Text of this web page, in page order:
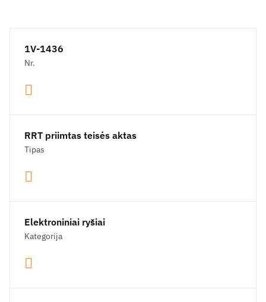
1V-1436
Nr.
RRT priimtas teisės aktas
Tipas
Elektroniniai ryšiai
Kategorija